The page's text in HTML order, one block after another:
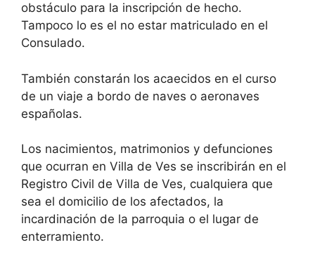
obstáculo para la inscripción de hecho.
Tampoco lo es el no estar matriculado en el
Consulado.
También constarán los acaecidos en el curso
de un viaje a bordo de naves o aeronaves
españolas.
Los nacimientos, matrimonios y defunciones
que ocurran en Villa de Ves se inscribirán en el
Registro Civil de Villa de Ves, cualquiera que
sea el domicilio de los afectados, la
incardinación de la parroquia o el lugar de
enterramiento.